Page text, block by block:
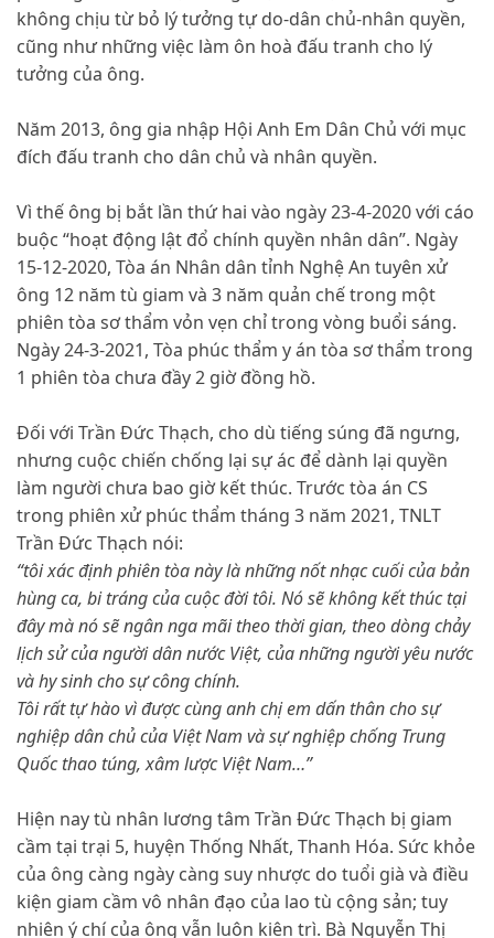
không chịu từ bỏ lý tưởng tự do-dân chủ-nhân quyền,
cũng như những việc làm ôn hoà đấu tranh cho lý
tưởng của ông.
Năm 2013, ông gia nhập Hội Anh Em Dân Chủ với mục
đích đấu tranh cho dân chủ và nhân quyền.
Vì thế ông bị bắt lần thứ hai vào ngày 23-4-2020 với cáo
buộc “hoạt động lật đổ chính quyền nhân dân”. Ngày
15-12-2020, Tòa án Nhân dân tỉnh Nghệ An tuyên xử
ông 12 năm tù giam và 3 năm quản chế trong một
phiên tòa sơ thẩm vỏn vẹn chỉ trong vòng buổi sáng.
Ngày 24-3-2021, Tòa phúc thẩm y án tòa sơ thẩm trong
1 phiên tòa chưa đầy 2 giờ đồng hồ.
Đối với Trần Đức Thạch, cho dù tiếng súng đã ngưng,
nhưng cuộc chiến chống lại sự ác để dành lại quyền
làm người chưa bao giờ kết thúc. Trước tòa án CS
trong phiên xử phúc thẩm tháng 3 năm 2021, TNLT
Trần Đức Thạch nói:
“tôi xác định phiên tòa này là những nốt nhạc cuối của bản
hùng ca, bi tráng của cuộc đời tôi. Nó sẽ không kết thúc tại
đây mà nó sẽ ngân nga mãi theo thời gian, theo dòng chảy
lịch sử của người dân nước Việt, của những người yêu nước
và hy sinh cho sự công chính.
Tôi rất tự hào vì được cùng anh chị em dấn thân cho sự
nghiệp dân chủ của Việt Nam và sự nghiệp chống Trung
Quốc thao túng, xâm lược Việt Nam…”
Hiện nay tù nhân lương tâm Trần Đức Thạch bị giam
cầm tại trại 5, huyện Thống Nhất, Thanh Hóa. Sức khỏe
của ông càng ngày càng suy nhược do tuổi già và điều
kiện giam cầm vô nhân đạo của lao tù cộng sản; tuy
nhiên ý chí của ông vẫn luôn kiên trì. Bà Nguyễn Thị